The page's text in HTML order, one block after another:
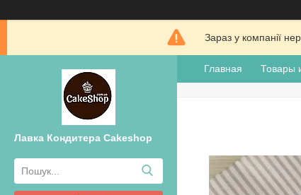
Зараз у компанії
Лавка Кондитера Cakeshop
Главная Товары